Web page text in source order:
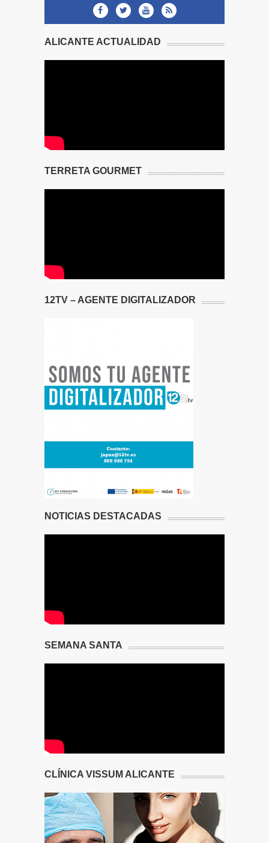
ALICANTE ACTUALIDAD
TERRETA GOURMET
12TV – AGENTE DIGITALIZADOR
NOTICIAS DESTACADAS
SEMANA SANTA
CLÍNICA VISSUM ALICANTE